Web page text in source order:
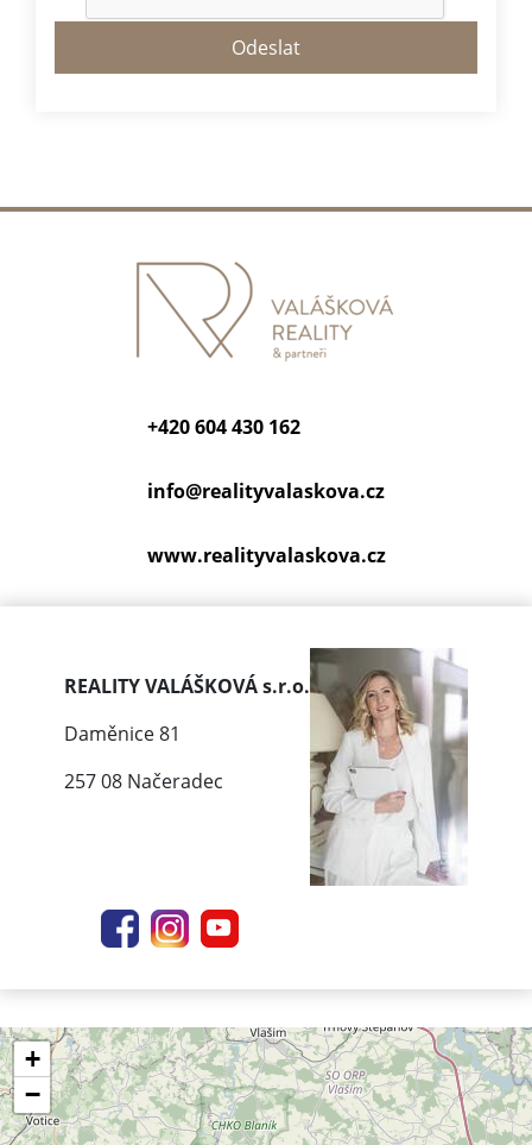
+420 604 430 162
info@realityvalaskova.cz
www.realityvalaskova.cz
REALITY VALÁŠKOVÁ s.r.o.
Daměnice 81
257 08 Načeradec
+
−